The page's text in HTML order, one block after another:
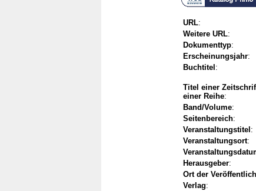
URL:
Weitere URL:
Dokumenttyp:
Erscheinungsjahr:
Buchtitel :
Titel einer
einer Reihe:
Band/Volume:
Seitenbereich:
Veranstaltungstitel :
Veranstaltungsort:
Herausgeber:
Ort der
Verlag: